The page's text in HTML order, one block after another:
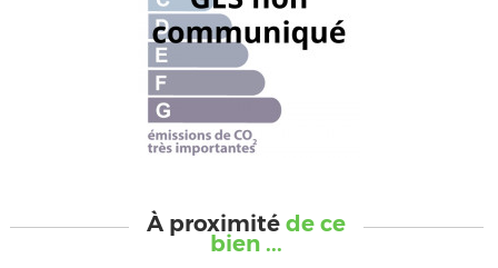
À proximitéde ce
bien ...